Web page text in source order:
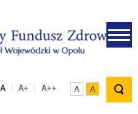
A A+ A++ A A